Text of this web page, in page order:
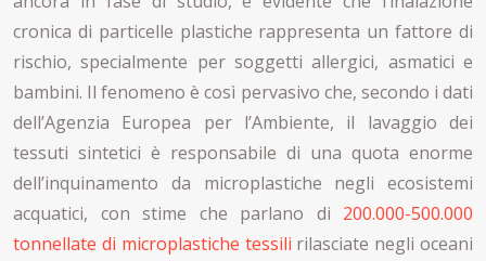
cronica di particelle plastiche rappresenta un fattore di
rischio, specialmente per soggetti allergici, asmatici e
bambini. Il fenomeno è così pervasivo che, secondo i dati
dell’Agenzia Europea per l’Ambiente, il lavaggio dei
tessuti sintetici è responsabile di una quota enorme
dell’inquinamento da microplastiche negli ecosistemi
acquatici, con stime che parlano di 200.000-500.000
tonnellate di microplastiche tessili rilasciate negli oceani